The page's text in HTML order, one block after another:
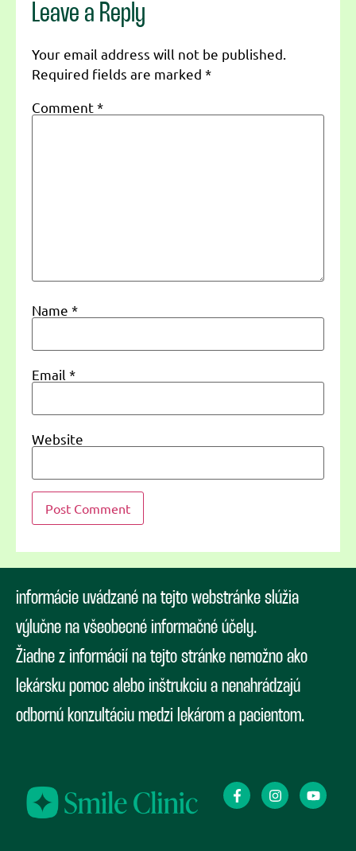
Leave a Reply
Your email address will not be published.
Required fields are marked *
Comment*
Name *
Email *
Website
informácie uvádzané na tejto webstránke slúžia
výlučne na všeobecné informačné účely.
Žiadne z informácií na tejto stránke nemožno ako
lekársku pomoc alebo inštrukciu a nenahrádzajú
odbornú konzultáciu medzi lekárom a pacientom.